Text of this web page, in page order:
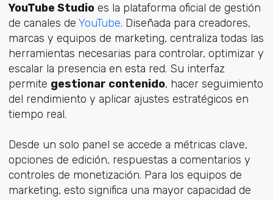
YouTube Studioes la plataforma oficial de gestión
de canales de YouTube. Diseñada para creadores,
marcas y equipos de marketing, centraliza todas las
herramientas necesarias para controlar, optimizar y
escalar la presencia en esta red. Su interfaz
permite gestionar contenido, hacer seguimiento
del rendimiento y aplicar ajustes estratégicos en
tiempo real.
Desde un solo panel se accede a métricas clave,
opciones de edición, respuestas a comentarios y
controles de monetización. Para los equipos de
marketing, esto significa una mayor capacidad de